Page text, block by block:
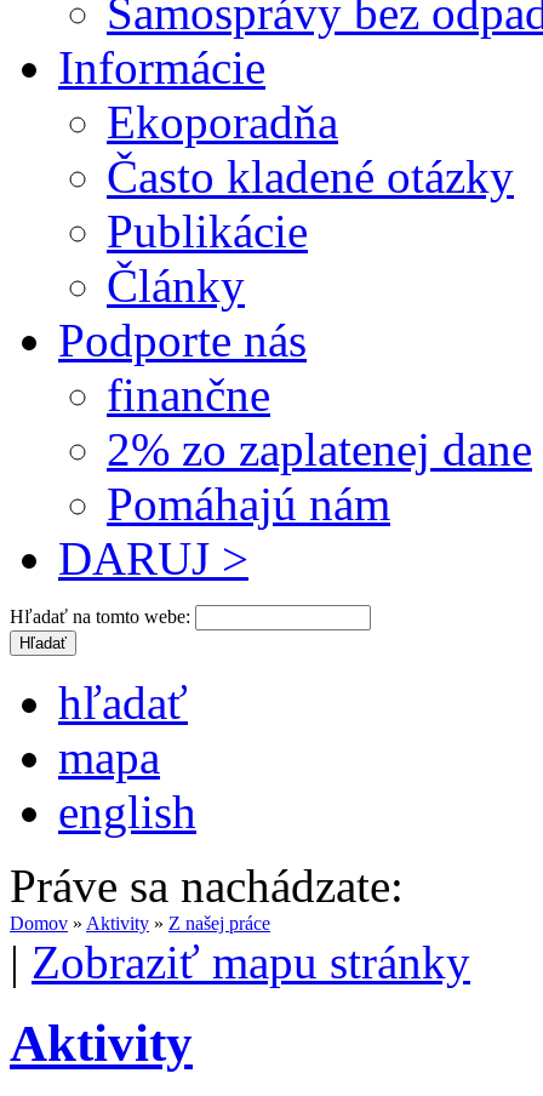
Samosprávy bez
Informácie
Ekoporadňa
Často kladené otázky
Publikácie
Články
Podporte nás
finančne
2% zo zaplatenej dane
Pomáhajú nám
DARUJ >
Hľadať na tomto webe:
hľadať
mapa
english
Práve sa nachádzate:
Domov » Aktivity » Z našej práce
| Zobraziť mapu stránky
Aktivity